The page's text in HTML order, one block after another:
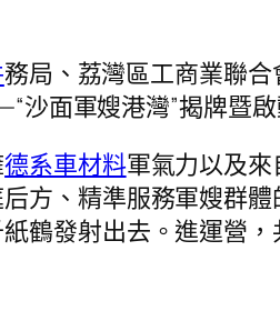
務局、荔灣區工商業聯
面軍嫂港灣”揭牌暨
德系車材料軍氣力以及
方、精準服務軍嫂群
鶴發射出去。進運營